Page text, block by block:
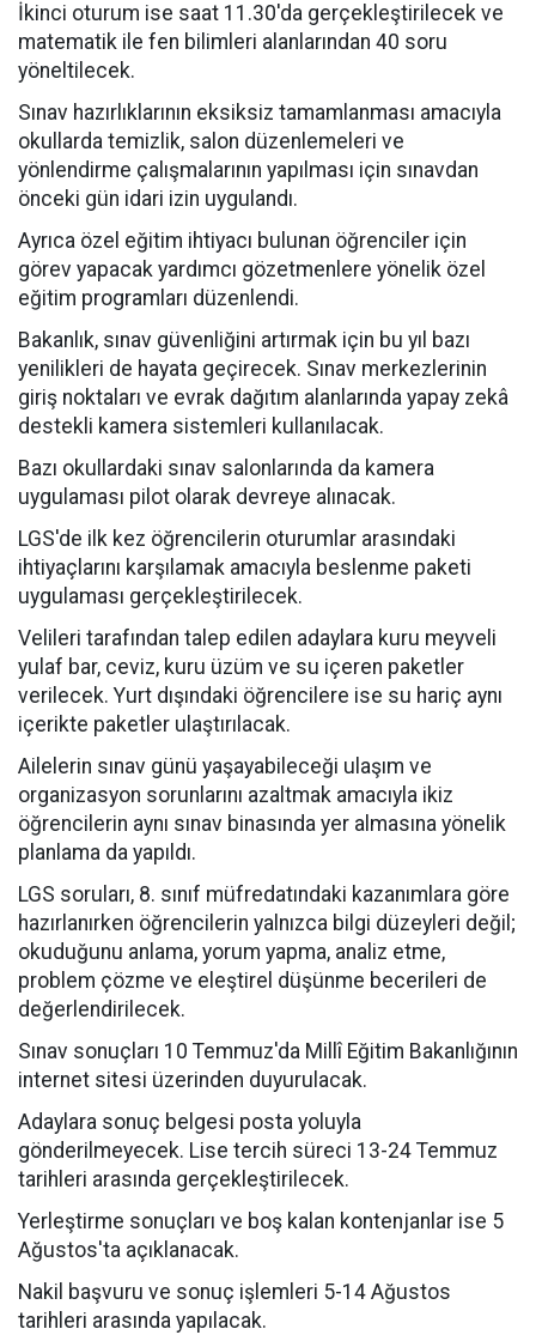
İkinci oturum ise saat 11.30'da gerçekleştirilecek ve
matematik ile fen bilimleri alanlarından 40 soru
yöneltilecek.
Sınav hazırlıklarının eksiksiz tamamlanması amacıyla
okullarda temizlik, salon düzenlemeleri ve
yönlendirme çalışmalarının yapılması için sınavdan
önceki gün idari izin uygulandı.
Ayrıca özel eğitim ihtiyacı bulunan öğrenciler için
görev yapacak yardımcı gözetmenlere yönelik özel
eğitim programları düzenlendi.
Bakanlık, sınav güvenliğini artırmak için bu yıl bazı
yenilikleri de hayata geçirecek. Sınav merkezlerinin
giriş noktaları ve evrak dağıtım alanlarında yapay zekâ
destekli kamera sistemleri kullanılacak.
Bazı okullardaki sınav salonlarında da kamera
uygulaması pilot olarak devreye alınacak.
LGS'de ilk kez öğrencilerin oturumlar arasındaki
ihtiyaçlarını karşılamak amacıyla beslenme paketi
uygulaması gerçekleştirilecek.
Velileri tarafından talep edilen adaylara kuru meyveli
yulaf bar, ceviz, kuru üzüm ve su içeren paketler
verilecek. Yurt dışındaki öğrencilere ise su hariç aynı
içerikte paketler ulaştırılacak.
Ailelerin sınav günü yaşayabileceği ulaşım ve
organizasyon sorunlarını azaltmak amacıyla ikiz
öğrencilerin aynı sınav binasında yer almasına yönelik
planlama da yapıldı.
LGS soruları, 8. sınıf müfredatındaki kazanımlara göre
hazırlanırken öğrencilerin yalnızca bilgi düzeyleri değil;
okuduğunu anlama, yorum yapma, analiz etme,
problem çözme ve eleştirel düşünme becerileri de
değerlendirilecek.
Sınav sonuçları 10 Temmuz'da Millî Eğitim Bakanlığının
internet sitesi üzerinden duyurulacak.
Adaylara sonuç belgesi posta yoluyla
gönderilmeyecek. Lise tercih süreci 13-24 Temmuz
tarihleri arasında gerçekleştirilecek.
Yerleştirme sonuçları ve boş kalan kontenjanlar ise 5
Ağustos'ta açıklanacak.
Nakil başvuru ve sonuç işlemleri 5-14 Ağustos
tarihleri arasında yapılacak.